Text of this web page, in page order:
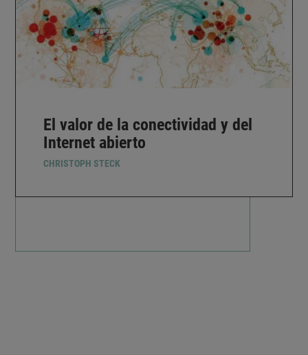
El valor de la conectividad y del
Internet abierto
CHRISTOPH STECK